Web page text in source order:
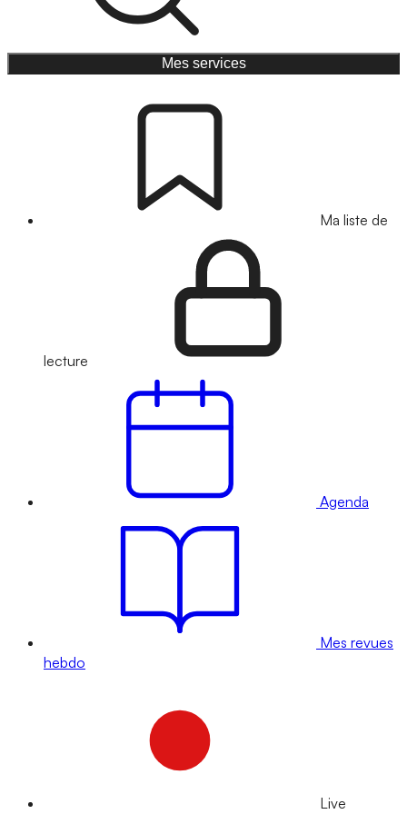
Mes services
Ma liste de
lecture
Agenda
Mes revues
hebdo
Live